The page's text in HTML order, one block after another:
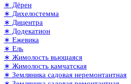
∗ Дёрен
∗ Дихелостемма
∗ Дицентра
∗ Додекатион
∗ Ежевика
∗ Ель
∗ Жимолость вьющаяся
∗ Жимолость камчатская
∗ Земляника садовая неремонтантная